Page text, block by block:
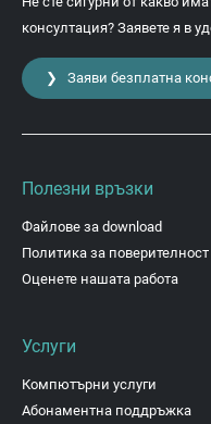
консултация? Заявете я в
❯ Заяви безплатна
Полезни връзки
Файлове за download
Политика за поверителност
Оценете нашата работа
Услуги
Компютърни услуги
Абонаментна поддръжка